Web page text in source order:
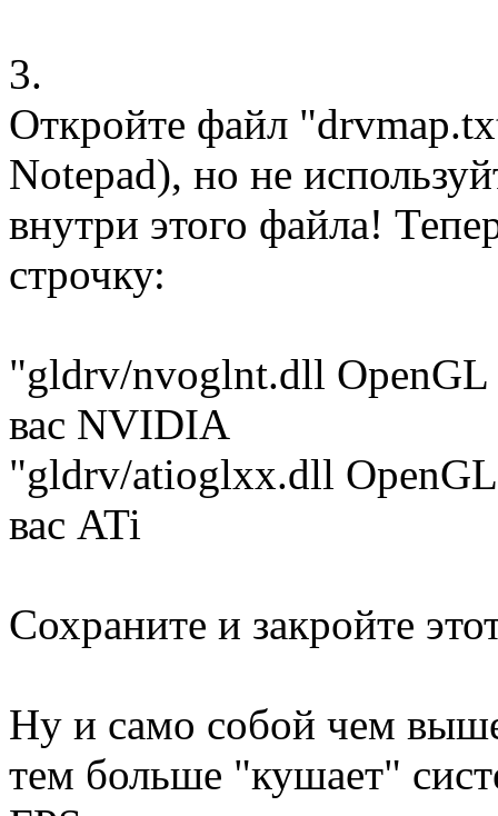
3.
Откройте файл
Notepad), но не
внутри этого файла!
строчку:
"gldrv/nvoglnt.dll
вас NVIDIA
"gldrv/atioglxx.dll
вас ATi
Сохраните и закройте
Ну и само собой чем
тем больше "кушает"